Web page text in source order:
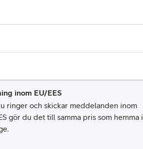
inom EU/EES
ringer och skickar meddelanden inom
gör du det till samma pris som hemma i